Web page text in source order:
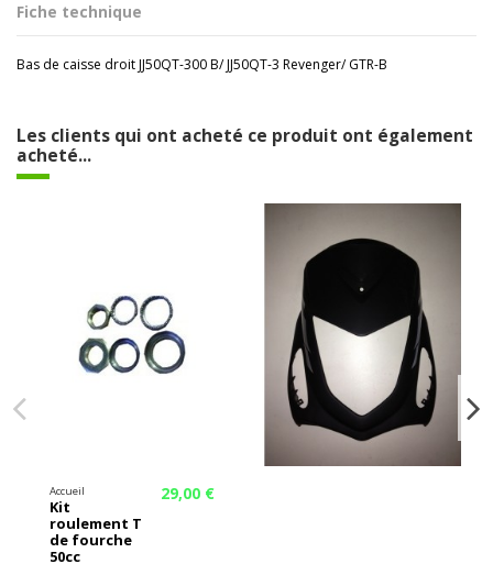
Fiche technique
Bas de caisse droit JJ50QT-300 B / JJ50QT-3 Revenger / GTR-B
Les clients qui ont acheté ce produit ont également
acheté...
Accueil
Kit
roulement T
de fourche
50cc
29,00 €